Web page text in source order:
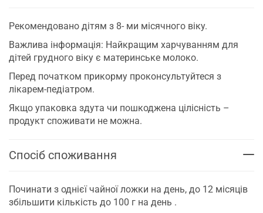
Рекомендовано дітям з 8- ми місячного віку.
Важлива інформація: Найкращим харчуванням для
дітей грудного віку є материнське молоко.
Перед початком прикорму проконсультуйтеся з
лікарем-педіатром.
Якщо упаковка здута чи пошкоджена цілісність –
продукт споживати не можна.
Спосіб споживання
Починати з однієї чайної ложки на день, до 12 місяців
збільшити кількість до 100 г на день .